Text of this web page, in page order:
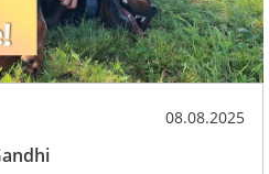
08.08.2025